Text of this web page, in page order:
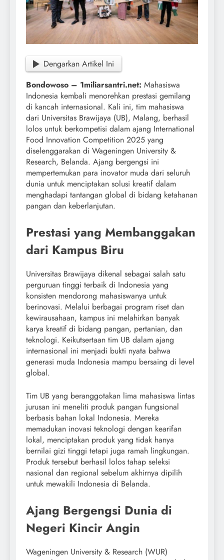
Dengarkan Artikel Ini
Bondowoso – 1miliarsantri.net: Mahasiswa
Indonesia kembali menorehkan prestasi gemilang
di kancah internasional. Kali ini, tim mahasiswa
dari Universitas Brawijaya (UB), Malang, berhasil
lolos untuk berkompetisi dalam ajang International
Food Innovation Competition 2025 yang
diselenggarakan di Wageningen University &
Research, Belanda. Ajang bergengsi ini
mempertemukan para inovator muda dari seluruh
dunia untuk menciptakan solusi kreatif dalam
menghadapi tantangan global di bidang ketahanan
pangan dan keberlanjutan.
Prestasi yang Membanggakan
dari Kampus Biru
Universitas Brawijaya dikenal sebagai salah satu
perguruan tinggi terbaik di Indonesia yang
konsisten mendorong mahasiswanya untuk
berinovasi. Melalui berbagai program riset dan
kewirausahaan, kampus ini melahirkan banyak
karya kreatif di bidang pangan, pertanian, dan
teknologi. Keikutsertaan tim UB dalam ajang
internasional ini menjadi bukti nyata bahwa
generasi muda Indonesia mampu bersaing di level
global.
Tim UB yang beranggotakan lima mahasiswa lintas
jurusan ini meneliti produk pangan fungsional
berbasis bahan lokal Indonesia. Mereka
memadukan inovasi teknologi dengan kearifan
lokal, menciptakan produk yang tidak hanya
bernilai gizi tinggi tetapi juga ramah lingkungan.
Produk tersebut berhasil lolos tahap seleksi
nasional dan regional sebelum akhirnya dipilih
untuk mewakili Indonesia di Belanda.
Ajang Bergengsi Dunia di
Negeri Kincir Angin
Wageningen University & Research (WUR)